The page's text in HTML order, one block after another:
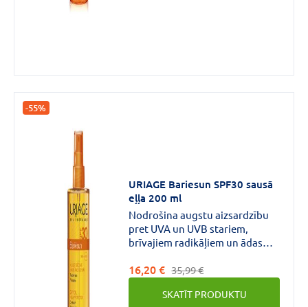
-55%
URIAGE Bariesun SPF30 sausā
eļļa 200 ml
Nodrošina augstu aizsardzību
pret UVA un UVB stariem,
brīvajiem radikāļiem un ādas
16,20 € 35,99 €
SKATĪT PRODUKTU